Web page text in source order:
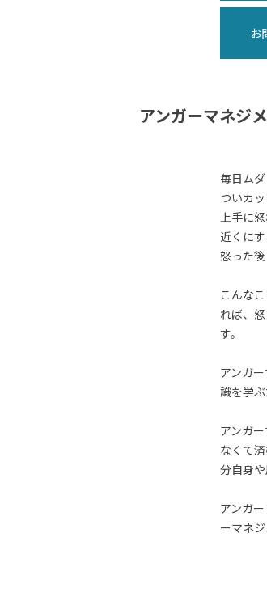
お
アンガーマネジ
毎日ム
ついカ
上手に
近くに
怒った
こんな
れば、
す。
アンガ
識を学
アンガ
なくて
分自身
アンガ
ーマネ